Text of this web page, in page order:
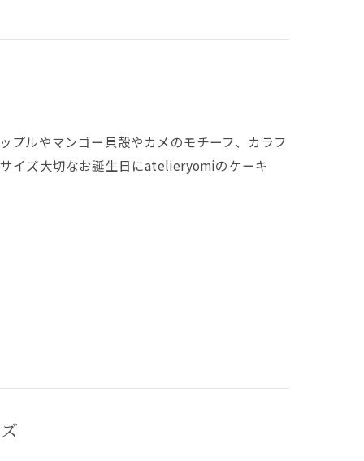
プルやマンゴー貝殻やカメのモチーフ、カラフ
イズ大切なお誕生日にatelieryomiのケーキ